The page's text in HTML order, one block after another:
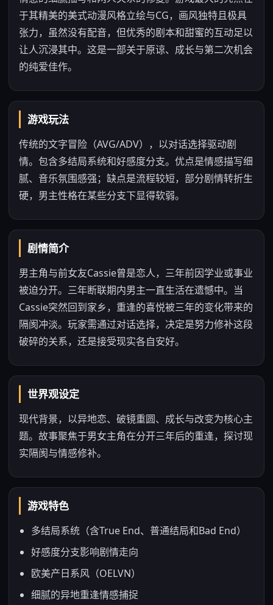
于其精美的美式动漫风格立绘与CG，画风独特且极具
张力，虽然没有配音，但优秀的剧本和甜蜜的互动足以
让人沉浸其中。这是一部关于原谅、成长与第二次机会
的纯爱佳作。
游戏玩法
传统的文字冒险（AVG/ADV），以对话选择驱动剧
情。包含多结局系统和好感度分支。优点是情感描写细
腻、音乐氛围感强；缺点是流程较短，部分剧情转折生
硬，男主性格在某些分支下显得软弱。
剧情简介
男主角与前女友Cassie曾是恋人，三年前因学业或事业
被迫分开。三年断联期内男主一直生活在遗憾中。当
Cassie突然回到家乡，重逢的喜悦被三年的变化带来的
隔阂冲淡。玩家需通过对话选择，决定是努力修补这段
破碎的关系，还是接受现实各自安好。
世界观设定
现代背景，以异地恋、破镜重圆、成长与改变为核心主
题。故事聚焦于男女主角在分开三年后的重逢，探讨现
实隔阂与情感修补。
游戏特色
多结局系统（含True End、普通结局和Bad End）
好感度分支影响剧情走向
欧美产日系风（OELVN）
细腻的异地重逢情感捕捉